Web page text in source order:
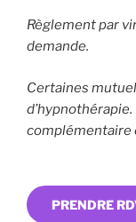
Règlement par
demande.
Certaines
complémentaire
PRENDRE